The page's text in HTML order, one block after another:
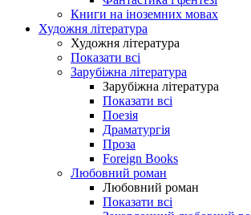
Книги на іноземних мовах
Художня література
Художня література
Показати всі
Зарубіжна література
Зарубіжна література
Показати всі
Поезія
Драматургія
Проза
Foreign Books
Любовний роман
Любовний роман
Показати всі